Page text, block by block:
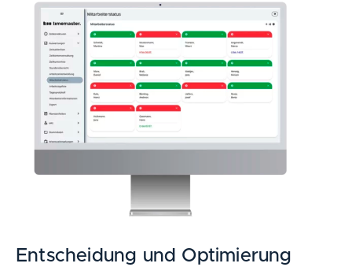
Entscheidung und Optimierung